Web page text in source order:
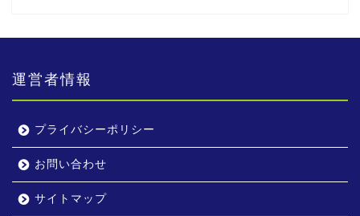
運営者情報
プライバシーポリシー
お問い合わせ
サイトマップ